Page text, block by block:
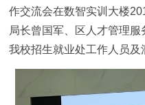
作交流会在数智实训大楼
局长曾国军、区人才管理服
我校招生就业处工作人员及